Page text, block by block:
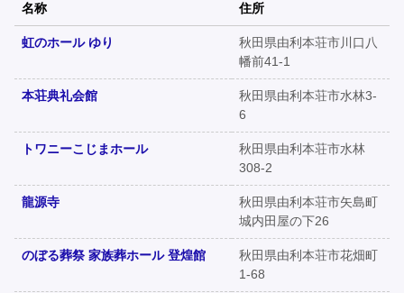
名称 住所
虹のホール ゆり
秋田県由利本荘市川口八
幡前41-1
本荘典礼会館
秋田県由利本荘市水林3-
6
トワニーこじまホール
秋田県由利本荘市水林
308-2
龍源寺
秋田県由利本荘市矢島町
城内田屋の下26
のぼる葬祭 家族葬ホール 登煌館
秋田県由利本荘市花畑町
1-68